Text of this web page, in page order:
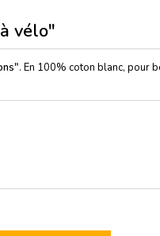
vélo"
. En 100% coton blanc, pour